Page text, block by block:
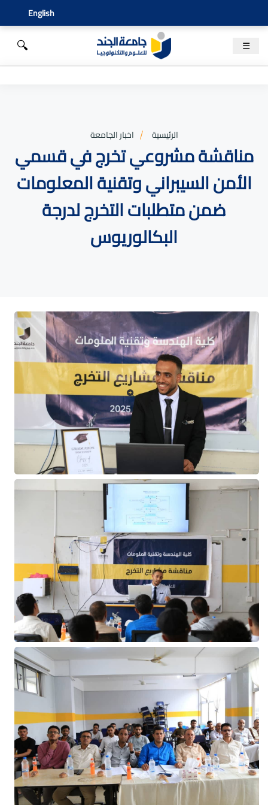
English
☰
🔍
الرئيسية اخبار الجامعة
مناقشة مشروعي تخرج في قسمي
الأمن السيبراني وتقنية المعلومات
ضمن متطلبات التخرج لدرجة
البكالوريوس